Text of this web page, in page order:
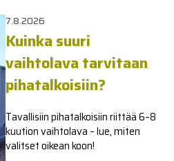
7.8.2026
Kuinka suuri
vaihtolava tarvitaan
pihatalkoisiin?
Tavallisiin pihatalkoisiin riittää 6–8
kuution vaihtolava – lue, miten
valitset oikean koon!